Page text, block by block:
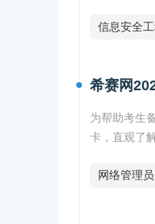
信息安全
希赛网
为帮助考生
卡，直观了
网络管理